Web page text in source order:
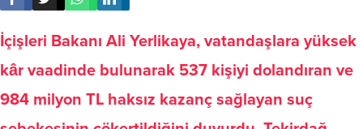
İçişleri Bakanı Ali Yerlikaya, vatandaşlara yüksek
kâr vaadinde bulunarak 537 kişiyi dolandıran ve
984 milyon TL haksız kazanç sağlayan suç